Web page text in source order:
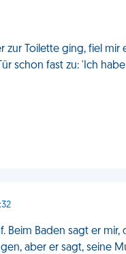
zur Toilette ging, fiel mir
schon fast zu: 'Ich
Beim Baden sagt er
aber er sagt, seine